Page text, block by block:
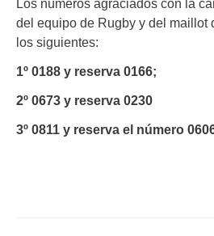
Los números agraciados con la
del equipo de Rugby y del maillot
los siguientes:
1º 0188 y reserva 0166;
2º 0673 y reserva 0230
3º 0811 y reserva el número